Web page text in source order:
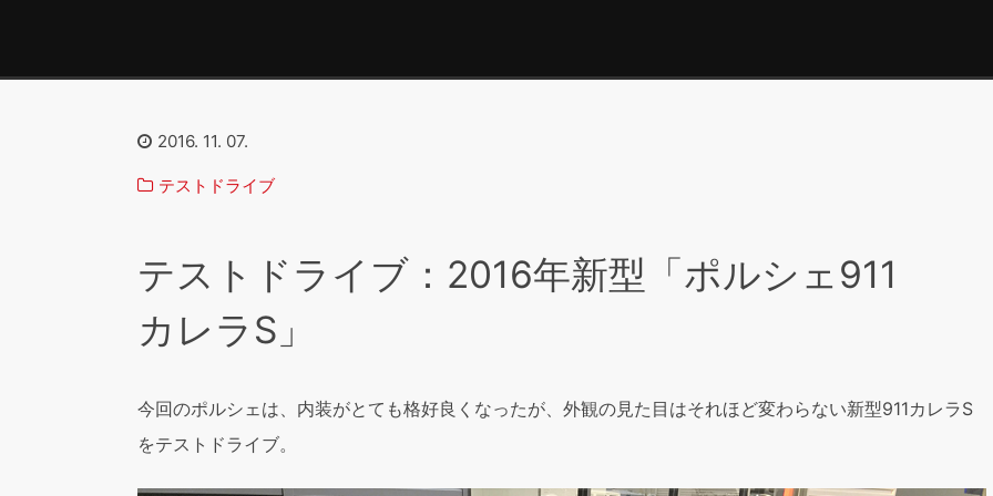
2016. 11. 07.
テストドライブ
テストドライブ：2016年新型「ポルシェ911
カレラS」
今回のポルシェは、内装がとても格好良くなったが、外観の見た目はそれほど変わらない新型911カレラS
をテストドライブ。